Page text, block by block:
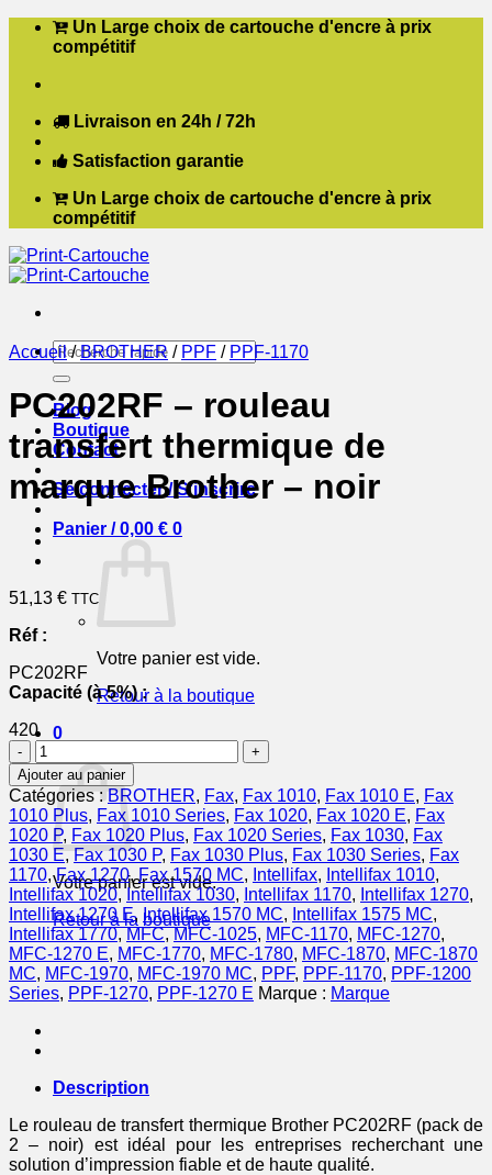
Passer Un Large choix de cartouche d'encre à prix
compétitif
Livraison en 24h / 72h
Satisfaction garantie
Un Large choix de cartouche d'encre à prix
compétitif
Recherche
pour :
Blog
Boutique
Contact
Se connecter / S’inscrire
Panier /0,00 € 0
Votre panier est vide.
Retour à la boutique
0
Votre panier est vide.
Retour à la boutique
Accueil / BROTHER / PPF / PPF-1170
PC202RF – rouleau
transfert thermique de
marque Brother – noir
51,13 € TTC
Réf :
PC202RF
Capacité (à 5%) :
420
quantité
de
PC202RF
-
rouleau
transfert
thermique
de
marque
Brother
-
noir
Ajouter au panier
Catégories :BROTHER, Fax, Fax 1010, Fax 1010 E, Fax
1010 Plus, Fax 1010 Series, Fax 1020, Fax 1020 E, Fax
1020 P, Fax 1020 Plus, Fax 1020 Series, Fax 1030, Fax
1030 E,Fax 1030 P, Fax 1030 Plus, Fax 1030 Series, Fax
1170,Fax 1270,Fax 1570 MC, Intellifax, Intellifax 1010,
Intellifax 1020,Intellifax 1030, Intellifax 1170, Intellifax 1270,
Intellifax 1270 E, Intellifax 1570 MC, Intellifax 1575 MC,
Intellifax 1770,MFC,MFC-1025, MFC-1170, MFC-1270,
MFC-1270 E, MFC-1770, MFC-1780, MFC-1870, MFC-1870
MC, MFC-1970, MFC-1970 MC, PPF, PPF-1170, PPF-1200
Series, PPF-1270, PPF-1270 E Marque : Marque
Description
Le rouleau de transfert thermique Brother PC202RF (pack de
2 – noir) est idéal pour les entreprises recherchant une
solution d’impression fiable et de haute qualité.